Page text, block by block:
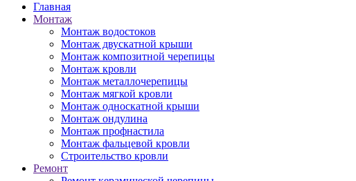
Главная
Монтаж
Монтаж водостоков
Монтаж двускатной крыши
Монтаж композитной черепицы
Монтаж кровли
Монтаж металлочерепицы
Монтаж мягкой кровли
Монтаж односкатной крыши
Монтаж ондулина
Монтаж профнастила
Монтаж фальцевой кровли
Строительство кровли
Ремонт